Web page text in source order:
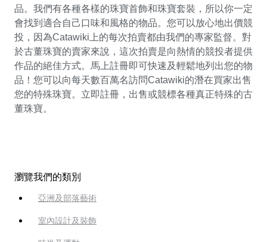
品。我們有各種各樣的珠寶首飾和珠寶套裝，所以你一定
會找到適合自己口味和風格的物品。您可以放心地出價競
投，因為Catawiki上的每次拍賣都由我們的專家監督。對
於古董珠寶的賣家來說，這次拍賣是向熱情的競投者提供
作品的絕佳方式。馬上註冊即可快速及輕鬆地列出您的物
品！您可以向每天數百萬名訪問Catawiki的潛在買家出售
您的特殊珠寶。立即註冊，出售或競標各種真正特殊的古
董珠寶。
瀏覽我們的類別
亞洲及部落藝術
室內設計及裝飾